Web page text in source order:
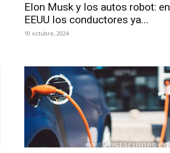
Elon Musk y los autos robot: en
EEUU los conductores ya...
10 octubre, 2024